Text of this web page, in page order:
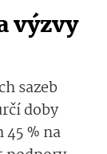
výzvy
sazeb
doby
% na